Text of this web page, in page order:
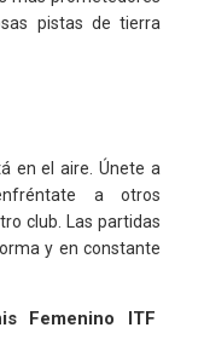
pistas de tierra
en el aire. Únete a
a otros
club. Las partidas
y en constante
Femenino ITF